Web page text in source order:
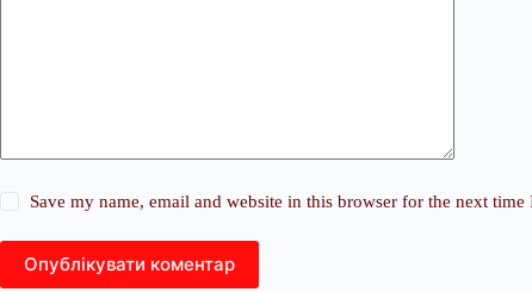
Save my name, email and website in this browser for the next time
Опублікувати коментар